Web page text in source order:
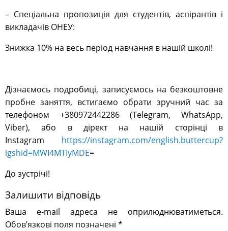
– Спеціальна пропозиція для студентів, аспірантів і
викладачів ОНЕУ:
Знижка 10% на весь період навчання в нашій школі!
Дізнаємось подробиці, записуємось на безкоштовне
пробне заняття, встигаємо обрати зручний час за
телефоном +380972442286 (Telegram, WhatsApp,
Viber), або в дірект на нашій сторінці в
Instagram https://instagram.com/english.buttercup?
igshid=MWI4MTIyMDE=
До зустрічі!
Залишити відповідь
Ваша e-mail адреса не оприлюднюватиметься.
Обов’язкові поля позначені *